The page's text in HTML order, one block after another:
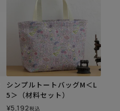
シンプルトートバッグM＜L
5＞（材料セット）
¥5,192税込